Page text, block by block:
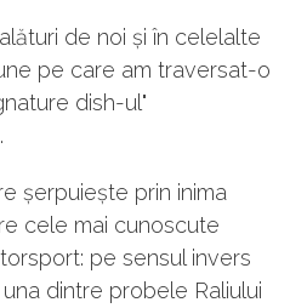
de noi și în celelalte
pe care am traversat-o
dish-ul"
șerpuiește prin inima
cele mai cunoscute
pe sensul invers
dintre probele Raliului